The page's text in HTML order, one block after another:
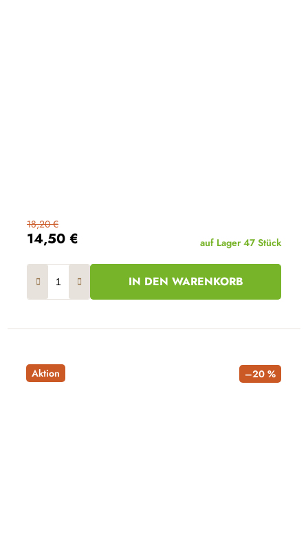
14,50 €
18,20 €
auf Lager 47 Stück
IN DEN WARENKORB
Aktion –20 %